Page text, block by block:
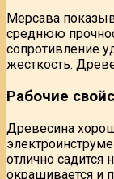
Мерсава
среднюю
сопротивление
жесткость.
Рабочие
Древесина
отлично
окрашивается и